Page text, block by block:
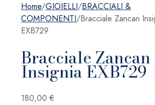
Home/GIOIELLI/BRACCIALI &
COMPONENTI/Bracciale Zancan
EXB729
Bracciale Zancan
Insignia EXB729
180,00 €